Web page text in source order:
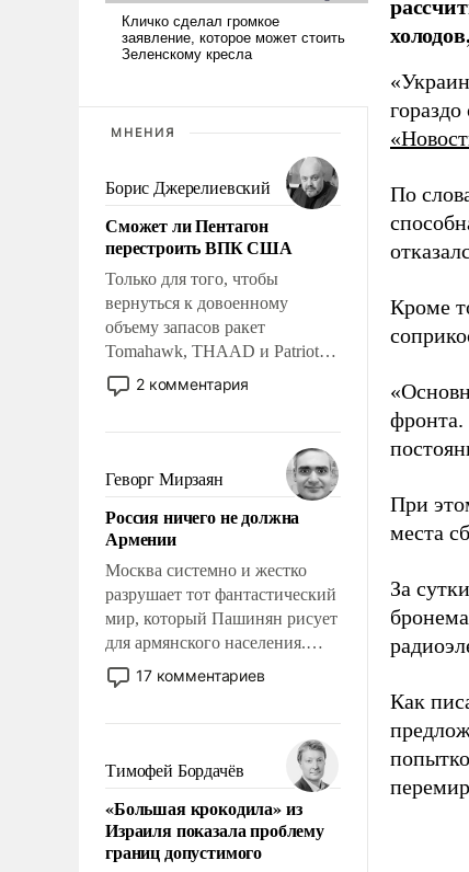
МНЕНИЯ
Борис Джерелиевский
Сможет ли Пентагон
перестроить ВПК США
Только для того, чтобы
вернуться к довоенному
объему запасов ракет
Tomahawk, THAAD и Patriot
США потребуется более трех
лет. Даже небольшая война с
Сложившаяся ситуация
означает многолетний период
уязвимости США, например,
перед Китаем.
2 комментария
Геворг Мирзаян
Россия ничего не должна
Армении
Москва системно и жестко
разрушает тот фантастический
мир, который Пашинян рисует
для армянского населения.
Мир, где политические
прожекты будут безусловно
налогоплательщиков и где
Еревану за свои поступки не
нужно отвечать.
17 комментариев
Тимофей Бордачёв
«Большая крокодила» из
Израиля показала проблему
границ допустимого
По
Кроме
При
места
За
Как